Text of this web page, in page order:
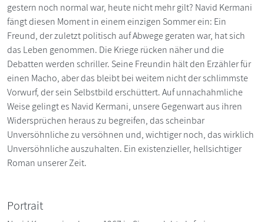
gestern noch normal war, heute nicht mehr gilt? Navid Kermani
fängt diesen Moment in einem einzigen Sommer ein: Ein
Freund, der zuletzt politisch auf Abwege geraten war, hat sich
das Leben genommen. Die Kriege rücken näher und die
Debatten werden schriller. Seine Freundin hält den Erzähler für
einen Macho, aber das bleibt bei weitem nicht der schlimmste
Vorwurf, der sein Selbstbild erschüttert. Auf unnachahmliche
Weise gelingt es Navid Kermani, unsere Gegenwart aus ihren
Widersprüchen heraus zu begreifen, das scheinbar
Unversöhnliche zu versöhnen und, wichtiger noch, das wirklich
Unversöhnliche auszuhalten. Ein existenzieller, hellsichtiger
Roman unserer Zeit.
Portrait